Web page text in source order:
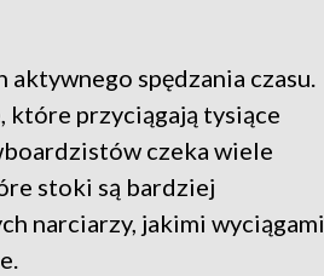
spędzania czasu.
które przyciągają tysiące
czeka wiele
stoki są bardziej
narciarzy, jakimi wyciągami